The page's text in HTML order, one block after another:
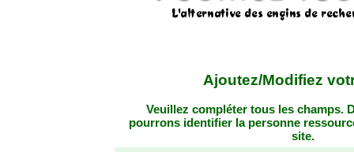
Ajoutez/Modifiez
Veuillez compléter tous les champs.
pourrons identifier la personne
site.